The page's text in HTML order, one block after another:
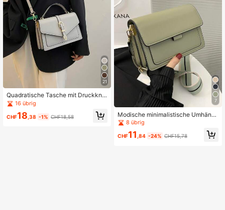
21
Quadratische Tasche mit Druckkno
pf 16 übrig
CHF18 ,38 -1% CHF18,58
7
Modische minimalistische Umhäng
etasche mit Klappe und Schultergur
t
8 übrig
CHF11 ,84 -24% CHF15,78